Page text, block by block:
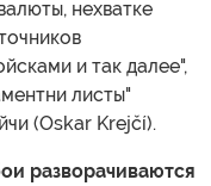
нехватке
и так далее",
листы"
(Oskar Krejčí).
разворачиваются